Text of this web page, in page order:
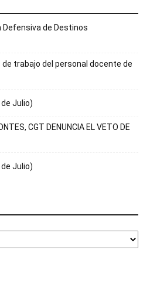
Defensiva de Destinos
trabajo del personal docente de
de Julio)
CGT DENUNCIA EL VETO DE
de Julio)